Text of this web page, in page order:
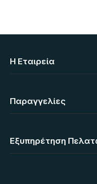
Η Eταιρεία
Παραγγελίες
Εξυπηρέτηση